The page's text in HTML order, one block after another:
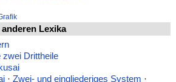
Lexika
zwei Drittheile
· Zwei- und eingliederiges System ·